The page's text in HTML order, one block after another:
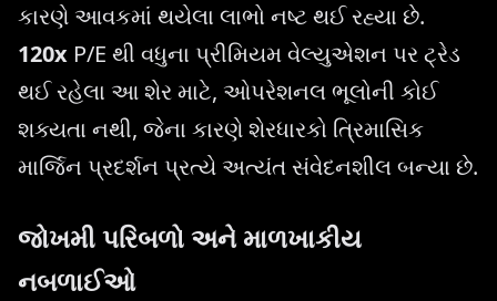
કારણે આવકમાં થયેલા લાભો નષ્ટ થઈ રહ્યા છે.
120x P/E થી વધુના પ્રીમિયમ વેલ્યુએશન પર ટ્રેડ
થઈ રહેલા આ શેર માટે, ઓપરેશનલ ભૂલોની કોઈ
શક્યતા નથી, જેના કારણે શેરધારકો ત્રિમાસિક
માર્જિન પ્રદર્શન પ્રત્યે અત્યંત સંવેદનશીલ બન્યા છે.
જોખમી પરિબળો અને માળખાકીય
નબળાઈઓ